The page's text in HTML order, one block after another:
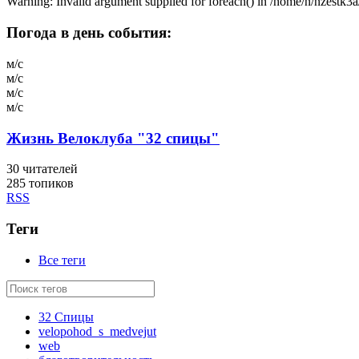
Погода в день события:
м/с
м/с
м/с
м/с
Жизнь Велоклуба "32 спицы"
30 читателей
285 топиков
RSS
Теги
Все теги
32 Спицы
velopohod_s_medvejut
web